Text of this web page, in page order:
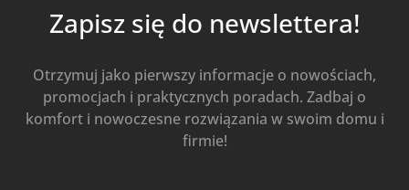
Zapisz się do newslettera!
Otrzymuj jako pierwszy informacje o nowościach,
promocjach i praktycznych poradach. Zadbaj o
komfort i nowoczesne rozwiązania w swoim domu i
firmie!